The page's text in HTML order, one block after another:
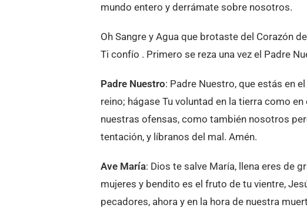
mundo entero y derrámate sobre nosotros.
Oh Sangre y Agua que brotaste del Corazón
Ti confío . Primero se reza una vez el Padre
Padre Nuestro: Padre Nuestro, que estás en
reino; hágase Tu voluntad en la tierra como
nuestras ofensas, como también nosotros
tentación, y líbranos del mal. Amén.
Ave María: Dios te salve María, llena eres de
mujeres y bendito es el fruto de tu vientre,
pecadores, ahora y en la hora de nuestra